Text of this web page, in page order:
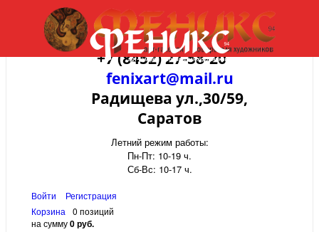
+7 (8452) 27-58-20
fenixart@mail.ru
Радищева ул.,30/59,
Саратов
Летний режим работы:
Пн-Пт: 10-19 ч.
Сб-Вс: 10-17 ч.
Войти
Регистрация
Корзина
0 позиций
на сумму0 руб.